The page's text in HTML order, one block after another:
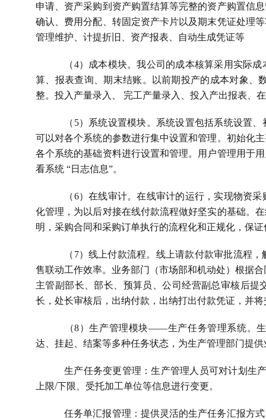
申请、资产采购到资产购置结算等完整的资产购置信
确认、费用分配、转固定资产卡片以及期末凭证处理
管理维护、计提折旧、资产报表、自动生成凭证等
（4）成本模块。我公司的成本核算采用实际
算、报表查询、期末结账。以前期投产的成本对象、
整。投入产量录入、 完工产量录入、投入产出报表、
（ 5）系统设置模块。系统设置包括系统设置
可以对各个系统的参数进行集中设置和管理。初始化
各个系统的基础资料进行设置和管理。用户管理用于
看系统 “日志信息”。
（6）在线审计。在线审计的运行，实现物资
化管理，为以后对接在线付款流程做好坚实的基础。
明，采购合同和采购订单执行的流程化和正规化，保
（ 7）线上付款流程。线上请款付款审批流程
售联动工作效率。业务部门（市场部和机动处）根据
主管副部长、部长、预算员、公司经营副总审核后
长，处长审核后，出纳付款，出纳打出付款凭证，并
（8）生产管理模块——生产任务管理系统。
达、挂起、结案等多种任务状态，为生产管理部门提
生产任务变更管理：生产管理人员可对计划生
上限/下限、受托加工单位等信息进行变更。
任务单汇报管理：提供灵活的生产任务汇报方